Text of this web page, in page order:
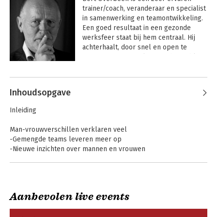
trainer/coach, veranderaar en specialist
in samenwerking en teamontwikkeling.
Een goed resultaat in een gezonde
werksfeer staat bij hem centraal. Hij
achterhaalt, door snel en open te
blokkades samen met een team om.
2016 (over diversiteit op de werkvloer).
Andere boeken door Bert Overbeek
Bert's breinboek
voor managers en
Inhoudsopgave
Inleiding
Man-vrouwverschillen verklaren veel
-Gemengde teams leveren meer op
-Nieuwe inzichten over mannen en vrouwen
Man-vrouwverschillen in de volksmond en tradities
-Hokjes en verbindingen
Aanbevolen live events